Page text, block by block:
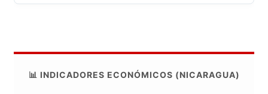
📊 INDICADORES ECONÓMICOS (NICARAGUA)